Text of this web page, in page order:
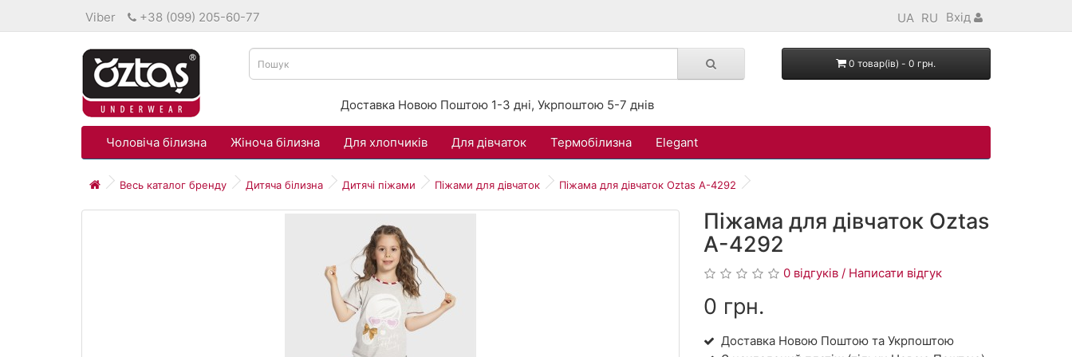
Viber +38 (099) 205-60-77 Вхід
UA RU
Доставка Новою Поштою 1-3 дні, Укрпоштою 5-7 днів
0 товар(ів) - 0 грн.
Чоловіча білизна Жіноча білизна Для хлопчиків Для дівчаток Термобілизна Elegant
Весь каталог бренду Дитяча білизна Дитячі піжами Піжами для дівчаток Піжама для дівчаток Oztas A-4292
Піжама для дівчаток Oztas
A-4292
0 відгуків / Написати відгук
0 грн.
Доставка Новою Поштою та Укрпоштою